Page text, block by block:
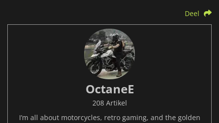
Deel
OctaneE
208 Artikel
I’m all about motorcycles, retro gaming, and the golden